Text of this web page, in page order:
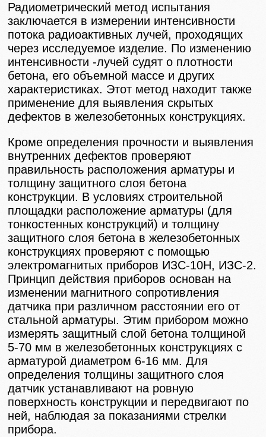
Радиометрический метод испытания
заключается в измерении интенсивности
потока радиоактивных лучей, проходящих
через исследуемое изделие. По изменению
интенсивности -лучей судят о плотности
бетона, его объемной массе и других
характеристиках. Этот метод находит также
применение для выявления скрытых
дефектов в железобетонных конструкциях.
Кроме определения прочности и выявления
внутренних дефектов проверяют
правильность расположения арматуры и
толщину защитного слоя бетона
конструкции. В условиях строительной
площадки расположение арматуры (для
тонкостенных конструкций) и толщину
защитного слоя бетона в железобетонных
конструкциях проверяют с помощью
электромагнитых приборов ИЗС-10Н, ИЗС-2.
Принцип действия приборов основан на
изменении магнитного сопротивления
датчика при различном расстоянии его от
стальной арматуры. Этим прибором можно
измерять защитный слой бетона толщиной
5-70 мм в железобетонных конструкциях с
арматурой диаметром 6-16 мм. Для
определения толщины защитного слоя
датчик устанавливают на ровную
поверхность конструкции и передвигают по
ней, наблюдая за показаниями стрелки
прибора.